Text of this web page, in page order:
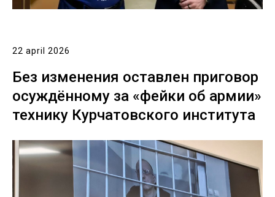
22 april 2026
Без изменения оставлен приговор
осуждённому за «фейки об армии»
технику Курчатовского института